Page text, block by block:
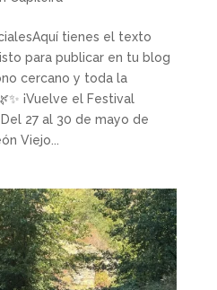
tienes el texto
para publicar en tu blog
cercano y toda la
¡Vuelve el Festival
27 al 30 de mayo de
Viejo...